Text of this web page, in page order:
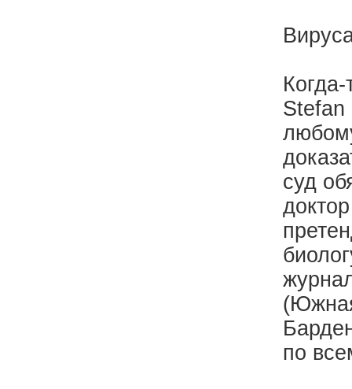
Stefan
суд
по